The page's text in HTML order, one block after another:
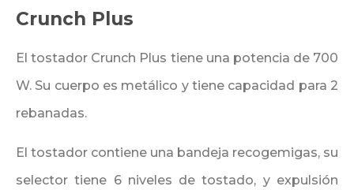
Crunch Plus
El tostador Crunch Plus tiene una potencia de 700
W. Su cuerpo es metálico y tiene capacidad para 2
rebanadas.
El tostador contiene una bandeja recogemigas, su
selector tiene 6 niveles de tostado, y expulsión